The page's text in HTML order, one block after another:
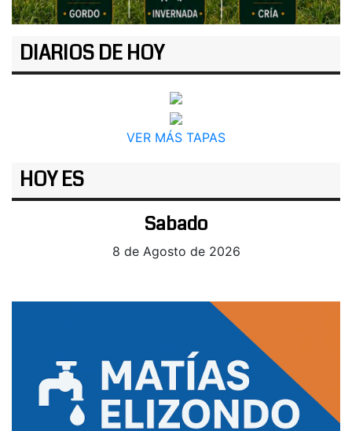
DIARIOS DE HOY
VER MÁS TAPAS
HOY ES
Sabado
8 de Agosto de 2026